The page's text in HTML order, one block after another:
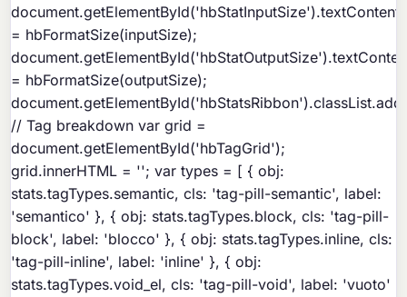
document.getElementById('hbStatInputSize').textContent
= hbFormatSize(inputSize);
= hbFormatSize(outputSize);
// Tag breakdown var grid =
document.getElementById('hbTagGrid');
grid.innerHTML = ''; var types = [ { obj:
stats.tagTypes.semantic, cls: 'tag-pill-semantic', label:
'semantico' }, { obj: stats.tagTypes.block, cls: 'tag-pill-
block', label: 'blocco' }, { obj: stats.tagTypes.inline, cls:
'tag-pill-inline', label: 'inline' }, { obj:
stats.tagTypes.void_el, cls: 'tag-pill-void', label: 'vuoto'